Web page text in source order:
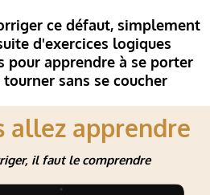
ce défaut, simplement
d'exercices logiques
pour apprendre à se porter
sans se coucher
allez apprendre
il faut le comprendre